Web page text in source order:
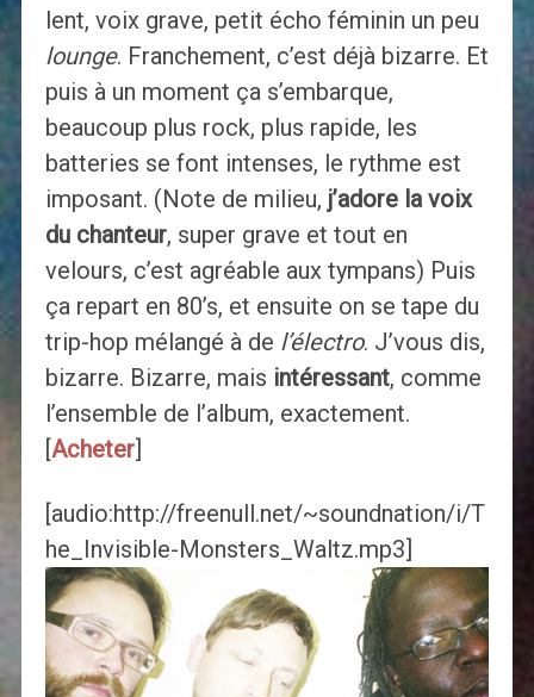
lent, voix grave, petit écho féminin un peu
lounge. Franchement, c’est déjà bizarre. Et
puis à un moment ça s’embarque,
beaucoup plus rock, plus rapide, les
batteries se font intenses, le rythme est
imposant. (Note de milieu, j’adore la voix
du chanteur, super grave et tout en
velours, c’est agréable aux tympans) Puis
ça repart en 80’s, et ensuite on se tape du
trip-hop mélangé à de l’électro. J’vous dis,
bizarre. Bizarre, mais intéressant, comme
l’ensemble de l’album, exactement.
[Acheter]
[audio:http://freenull.net/~soundnation/i/T
he_Invisible-Monsters_Waltz.mp3]